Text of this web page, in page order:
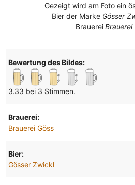
Gezeigt wird am Foto ein
Bier der Marke Gösser
Brauerei Brauerei
Bewertung des Bildes:
3.33 bei 3 Stimmen.
Brauerei:
Brauerei Göss
Bier:
Gösser Zwickl